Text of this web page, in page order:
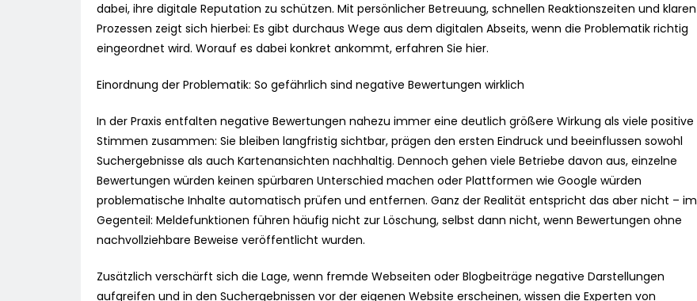
dabei, ihre digitale Reputation zu schützen. Mit persönlicher Betreuung, schnellen Reaktionszeiten und klaren
Prozessen zeigt sich hierbei: Es gibt durchaus Wege aus dem digitalen Abseits, wenn die Problematik richtig
eingeordnet wird. Worauf es dabei konkret ankommt, erfahren Sie hier.
Einordnung der Problematik: So gefährlich sind negative Bewertungen wirklich
In der Praxis entfalten negative Bewertungen nahezu immer eine deutlich größere Wirkung als viele positive
Stimmen zusammen: Sie bleiben langfristig sichtbar, prägen den ersten Eindruck und beeinflussen sowohl
Suchergebnisse als auch Kartenansichten nachhaltig. Dennoch gehen viele Betriebe davon aus, einzelne
Bewertungen würden keinen spürbaren Unterschied machen oder Plattformen wie Google würden
problematische Inhalte automatisch prüfen und entfernen. Ganz der Realität entspricht das aber nicht – im
Gegenteil: Meldefunktionen führen häufig nicht zur Löschung, selbst dann nicht, wenn Bewertungen ohne
nachvollziehbare Beweise veröffentlicht wurden.
Zusätzlich verschärft sich die Lage, wenn fremde Webseiten oder Blogbeiträge negative Darstellungen
aufgreifen und in den Suchergebnissen vor der eigenen Website erscheinen, wissen die Experten von